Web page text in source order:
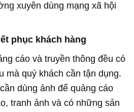
xuyên dùng mạng xã hội
phục khách hàng
cáo và truyền thông đều có
mà quý khách cần tận dụng.
dùng ảnh để quảng cáo
tranh ảnh và có những sản